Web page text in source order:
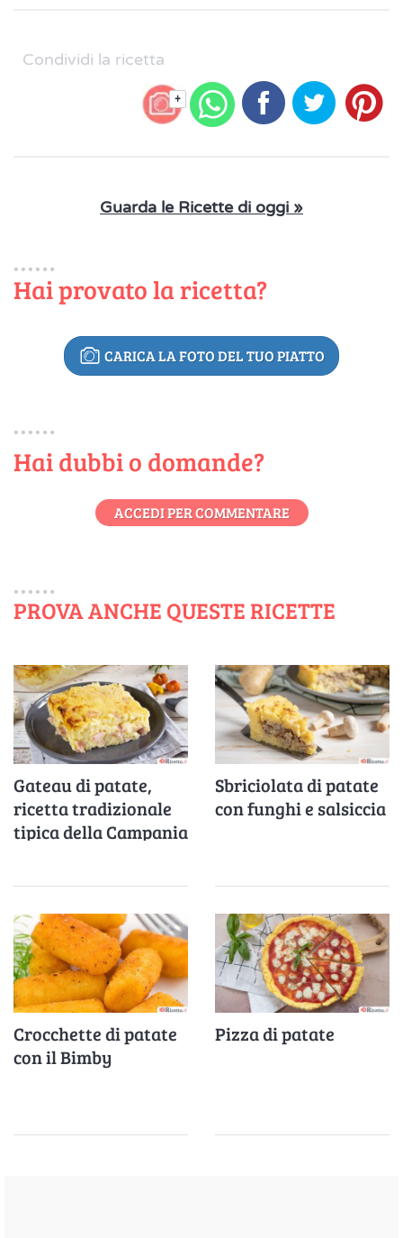
Condividi la ricetta
+
Guarda le Ricette di oggi »
Hai provato la ricetta?
CARICA LA FOTO DEL TUO PIATTO
Hai dubbi o domande?
ACCEDI PER COMMENTARE
PROVA ANCHE QUESTE RICETTE
Gateau di patate,
ricetta tradizionale
tipica della Campania
Sbriciolata di patate
con funghi e salsiccia
Crocchette di patate
con il Bimby
Pizza di patate